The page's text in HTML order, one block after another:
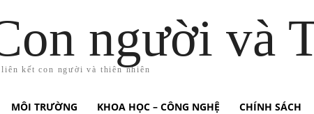
người và
liên kết con người và thiên nhiên
MÔI TRƯỜNG KHOA HỌC – CÔNG NGHỆ CHÍNH SÁCH